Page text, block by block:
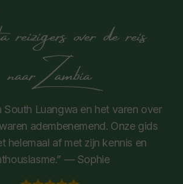
over de reis
naar Zambia
South Luangwa en het varen over
adembenemend. Onze gids
helemaal af met zijn kennis en
— Sophie